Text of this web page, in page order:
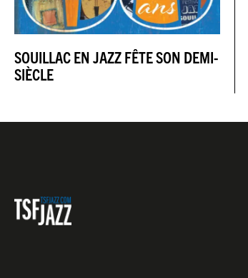
SOUILLAC EN JAZZ FÊTE SON DEMI-
SIÈCLE